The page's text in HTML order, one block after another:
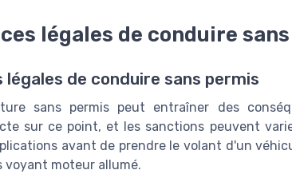
légales de conduire
légales de conduire sans permis
sans permis peut entraîner des
sur ce point, et les sanctions peuvent
avant de prendre le volant d'un
voyant moteur allumé.